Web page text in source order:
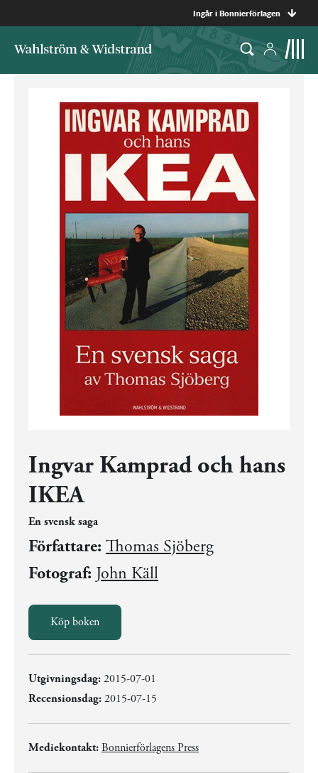
Ingår i Bonnierförlagen
Ingvar Kamprad och hans
IKEA
En svensk saga
Författare: Thomas Sjöberg
Fotograf: John Käll
Köp boken
Utgivningsdag:2015-07-01
Recensionsdag:2015-07-15
Mediekontakt: Bonnierförlagens Press